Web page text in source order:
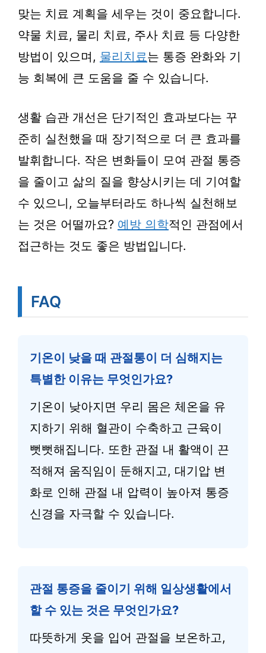
맞는 치료 계획을 세우는 것이 중요합니다.
약물 치료, 물리 치료, 주사 치료 등 다양한
방법이 있으며, 물리치료는 통증 완화와 기
능 회복에 큰 도움을 줄 수 있습니다.
생활 습관 개선은 단기적인 효과보다는 꾸
준히 실천했을 때 장기적으로 더 큰 효과를
발휘합니다. 작은 변화들이 모여 관절 통증
을 줄이고 삶의 질을 향상시키는 데 기여할
수 있으니, 오늘부터라도 하나씩 실천해보
는 것은 어떨까요? 예방 의학적인 관점에서
접근하는 것도 좋은 방법입니다.
FAQ
기온이 낮을 때 관절통이 더 심해지는
특별한 이유는 무엇인가요?
기온이 낮아지면 우리 몸은 체온을 유
지하기 위해 혈관이 수축하고 근육이
뻣뻣해집니다. 또한 관절 내 활액이 끈
적해져 움직임이 둔해지고, 대기압 변
화로 인해 관절 내 압력이 높아져 통증
신경을 자극할 수 있습니다.
관절 통증을 줄이기 위해 일상생활에서
할 수 있는 것은 무엇인가요?
따뜻하게 옷을 입어 관절을 보온하고,